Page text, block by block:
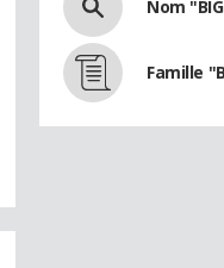
Nom
Famille